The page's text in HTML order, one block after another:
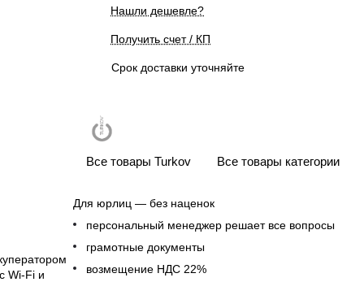
Wi-Fi и
Нашли дешевле?
Получить счет / КП
Срок доставки уточняйте
Все товары Turkov Все товары категории
Для юрлиц — без наценок
персональный менеджер решает все вопросы
грамотные документы
возмещение НДС 22%